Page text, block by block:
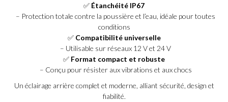
✅ Étanchéité IP67
– Protection totale contre la poussière et l’eau, idéale pour toutes
conditions
✅ Compatibilité universelle
– Utilisable sur réseaux 12 V et 24 V
✅ Format compact et robuste
– Conçu pour résister aux vibrations et aux chocs
Un éclairage arrière complet et moderne, alliant sécurité, design et
fiabilité.